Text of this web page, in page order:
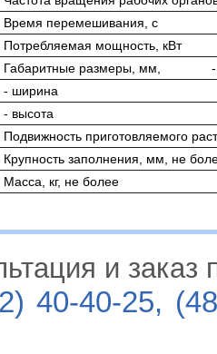
Время перемешивания, с
Потребляемая мощность, кВт
Габаритные размеры, мм,
- ширина
- высота
Подвижность приготовляемого
Крупность заполнения, мм, не
Масса, кг, не более
и заказ
40-40-25,